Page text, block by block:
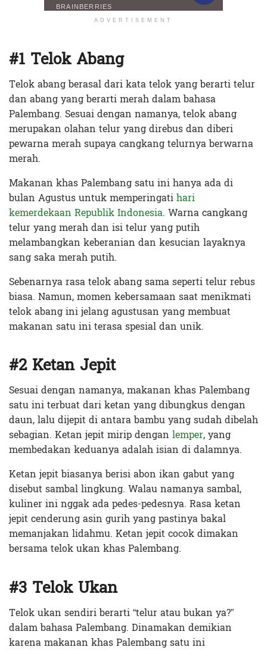
ADVERTISEMENT
#1 Telok Abang
Telok abang berasal dari kata telok yang berarti telur
dan abang yang berarti merah dalam bahasa
Palembang. Sesuai dengan namanya, telok abang
merupakan olahan telur yang direbus dan diberi
pewarna merah supaya cangkang telurnya berwarna
merah.
Makanan khas Palembang satu ini hanya ada di
bulan Agustus untuk memperingatihari
kemerdekaan Republik Indonesia. Warna cangkang
telur yang merah dan isi telur yang putih
melambangkan keberanian dan kesucian layaknya
sang saka merah putih.
Sebenarnya rasa telok abang sama seperti telur rebus
biasa. Namun, momen kebersamaan saat menikmati
telok abang ini jelang agustusan yang membuat
makanan satu ini terasa spesial dan unik.
#2 Ketan Jepit
Sesuai dengan namanya, makanan khas Palembang
satu ini terbuat dari ketan yang dibungkus dengan
daun, lalu dijepit di antara bambu yang sudah dibelah
sebagian. Ketan jepit mirip dengan lemper, yang
membedakan keduanya adalah isian di dalamnya.
Ketan jepit biasanya berisi abon ikan gabut yang
disebut sambal lingkung. Walau namanya sambal,
kuliner ini nggak ada pedes-pedesnya. Rasa ketan
jepit cenderung asin gurih yang pastinya bakal
memanjakan lidahmu. Ketan jepit cocok dimakan
bersama telok ukan khas Palembang.
#3 Telok Ukan
Telok ukan sendiri berarti “telur atau bukan ya?”
dalam bahasa Palembang. Dinamakan demikian
karena makanan khas Palembang satu ini